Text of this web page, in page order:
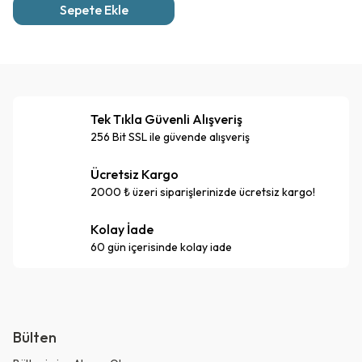
Sepete Ekle
Tek Tıkla Güvenli Alışveriş
256 Bit SSL ile güvende alışveriş
Ücretsiz Kargo
2000 ₺ üzeri siparişlerinizde ücretsiz kargo!
Kolay İade
60 gün içerisinde kolay iade
Bülten